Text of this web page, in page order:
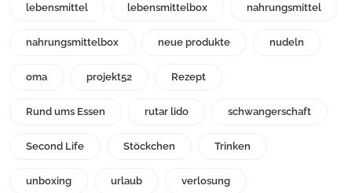
lebensmittel lebensmittelbox nahrungsmittel
nahrungsmittelbox neue produkte nudeln
oma projekt52 Rezept
Rund ums Essen rutar lido schwangerschaft
Second Life Stöckchen Trinken
unboxing urlaub verlosung